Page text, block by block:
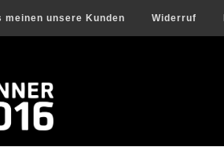
meinen unsere Kunden Widerruf